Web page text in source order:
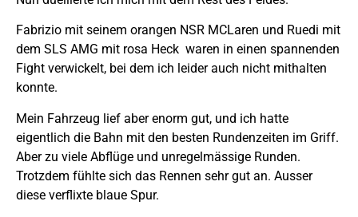
Fabrizio mit seinem orangen NSR MCLaren und Ruedi mit
dem SLS AMG mit rosa Heck waren in einen spannenden
Fight verwickelt, bei dem ich leider auch nicht mithalten
konnte.
Mein Fahrzeug lief aber enorm gut, und ich hatte
eigentlich die Bahn mit den besten Rundenzeiten im Griff.
Aber zu viele Abflüge und unregelmässige Runden.
Trotzdem fühlte sich das Rennen sehr gut an. Ausser
diese verflixte blaue Spur.